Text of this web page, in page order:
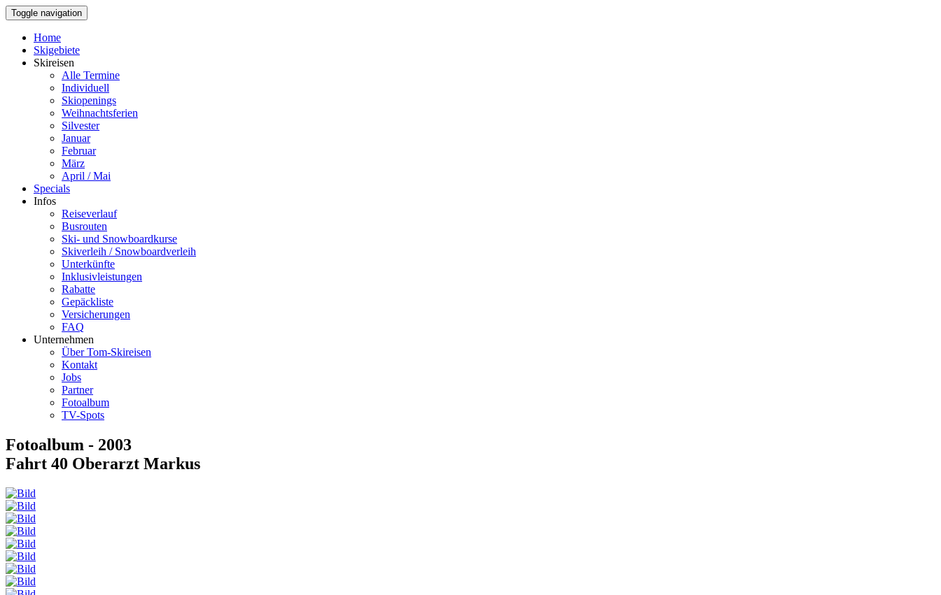
Toggle navigation
Home
Skigebiete
Skireisen
Alle Termine
Individuell
Skiopenings
Weihnachtsferien
Silvester
Januar
Februar
März
April / Mai
Specials
Infos
Reiseverlauf
Busrouten
Ski- und Snowboardkurse
Skiverleih / Snowboardverleih
Unterkünfte
Inklusivleistungen
Rabatte
Gepäckliste
Versicherungen
FAQ
Unternehmen
Über Tom-Skireisen
Kontakt
Jobs
Partner
Fotoalbum
TV-Spots
Fotoalbum - 2003
Fahrt 40 Oberarzt Markus